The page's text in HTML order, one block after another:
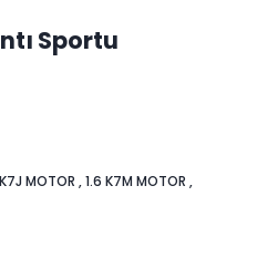
Sportu
MOTOR ,1.6 K7M MOTOR ,